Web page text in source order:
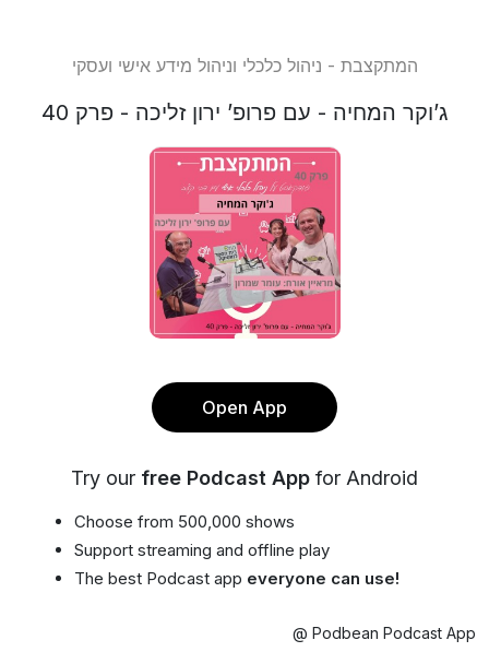
המתקצבת - ניהול כלכלי וניהול מידע אישי ועסקי
ג’וקר המחיה - עם פרופ’ ירון זליכה - פרק 40
Open App
Try our free Podcast App for Android
Choose from 500,000 shows
Support streaming and offline play
The best Podcast app everyone can use!
@ Podbean Podcast App